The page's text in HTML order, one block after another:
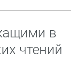
в
чтений